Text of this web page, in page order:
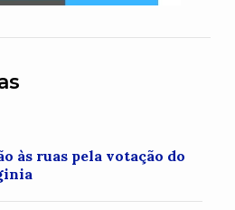
às ruas pela votação do